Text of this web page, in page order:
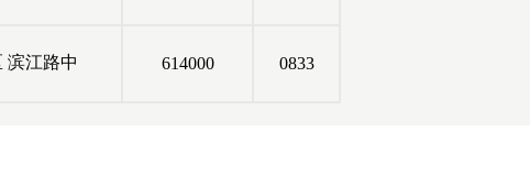
滨江路中 614000 0833